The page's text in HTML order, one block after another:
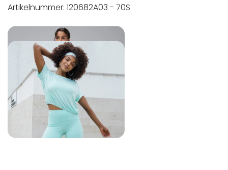
Artikelnummer: 120682A03 - 70S
Maschinenwäsche bis 30°C
Nicht bleichen
Nicht bügeln
Nicht trocknergeeignet
In der EU niedergelassener verantwortlicher
Wirtschaftsakteur: